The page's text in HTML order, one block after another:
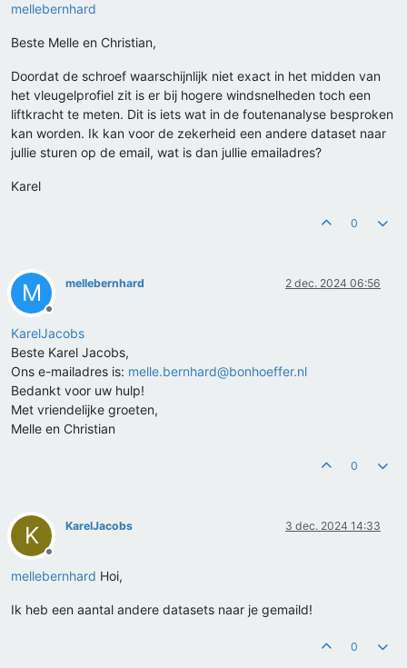
mellebernhard
Beste Melle en Christian,
Doordat de schroef waarschijnlijk niet exact in het midden van
het vleugelprofiel zit is er bij hogere windsnelheden toch een
liftkracht te meten. Dit is iets wat in de foutenanalyse besproken
kan worden. Ik kan voor de zekerheid een andere dataset naar
jullie sturen op de email, wat is dan jullie emailadres?
Karel
0
M
Offline
mellebernhard 2 dec. 2024 06:56
KarelJacobs
Beste Karel Jacobs,
Ons e-mailadres is: melle.bernhard@bonhoeffer.nl
Bedankt voor uw hulp!
Met vriendelijke groeten,
Melle en Christian
0
K
Offline
KarelJacobs 3 dec. 2024 14:33
mellebernhard Hoi,
Ik heb een aantal andere datasets naar je gemaild!
0